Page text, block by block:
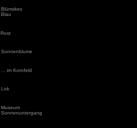
Blümskes
Blau
Rost
Sonnenblume
... im Kornfeld
Lok
Museum
Sonnenuntergang